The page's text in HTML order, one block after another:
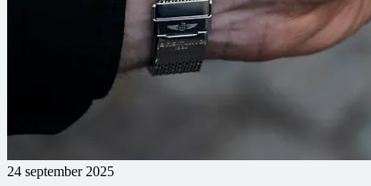
24 september 2025